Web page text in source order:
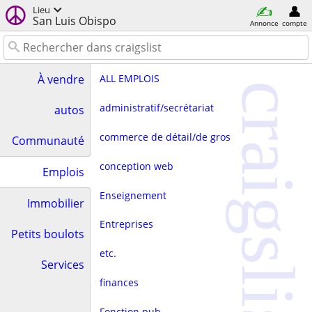
Lieu
San Luis Obispo Annonce compte
À vendre
autos
Communauté
Emplois
Immobilier
Petits boulots
Services
ALL EMPLOIS
administratif/secrétariat
commerce de détail/de gros
conception web
Enseignement
Entreprises
etc.
finances craigslist